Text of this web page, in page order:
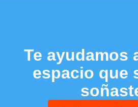
Te ayudamos
espacio que